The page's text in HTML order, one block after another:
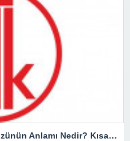
İşleyen Demir Pas Tutmaz Atasözünün Anlamı Nedir? Kısaca Açıklaması Ve Örnek Cümle…